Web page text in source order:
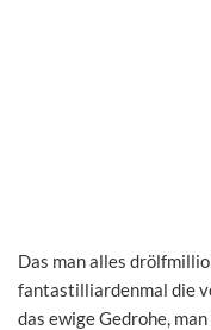
Das man alles
fantastilliardenmal die
das ewige Gedrohe,